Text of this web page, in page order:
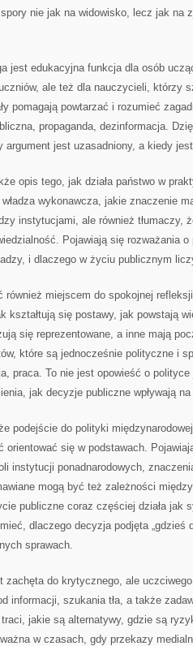
nie jak na widowisko, lecz jak na
jest edukacyjna funkcja dla osób
ale też dla nauczycieli, którzy
pomagają powtarzać i rozumieć
propaganda, dezinformacja.
argument jest uzasadniony, a kiedy
opis tego, jak działa państwo w
wykonawcza, jakie znaczenie
instytucjami, ale również tłumaczy,
Pojawiają się rozważania
i dlaczego w życiu publicznym
również miejscem do spokojnej
kształtują się postawy, jak powstają
się reprezentowane, a inne mają
które są jednocześnie polityczne i
praca. To nie jest opowieść o
jak decyzje publiczne wpływają
podejście do polityki
orientować się w podstawach.
instytucji ponadnarodowych,
mogą być też zależności
publiczne coraz częściej działa jak
dlaczego decyzja podjęta „gdzieś
sprawach.
zachęta do krytycznego, ale
informacji, szukania tła, a także
jakie są alternatywy, gdzie są
w czasach, gdy przekazy